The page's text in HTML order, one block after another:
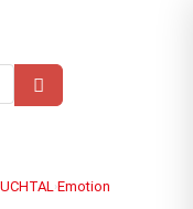
›Emotion